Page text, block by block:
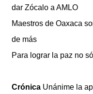
dar Zócalo a AMLO
Maestros de Oaxaca
de más
Para lograr la paz no
Crónica Unánime la